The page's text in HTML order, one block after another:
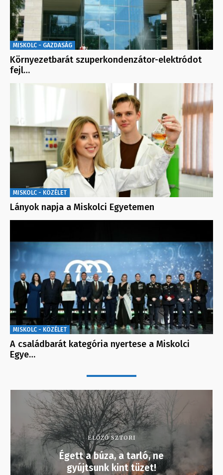
MISKOLC - GAZDASÁG
Környezetbarát szuperkondenzátor-elektródot
fejl…
MISKOLC - KÖZÉLET
Lányok napja a Miskolci Egyetemen
MISKOLC - KÖZÉLET
A családbarát kategória nyertese a Miskolci
Egye…
ELŐZŐ SZTORI
Égett a búza, a tarló, ne
gyújtsunk kint tüzet!